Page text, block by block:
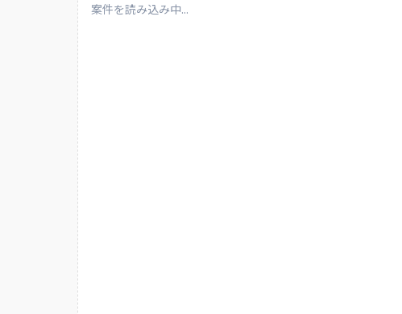
案件を読み込み中...